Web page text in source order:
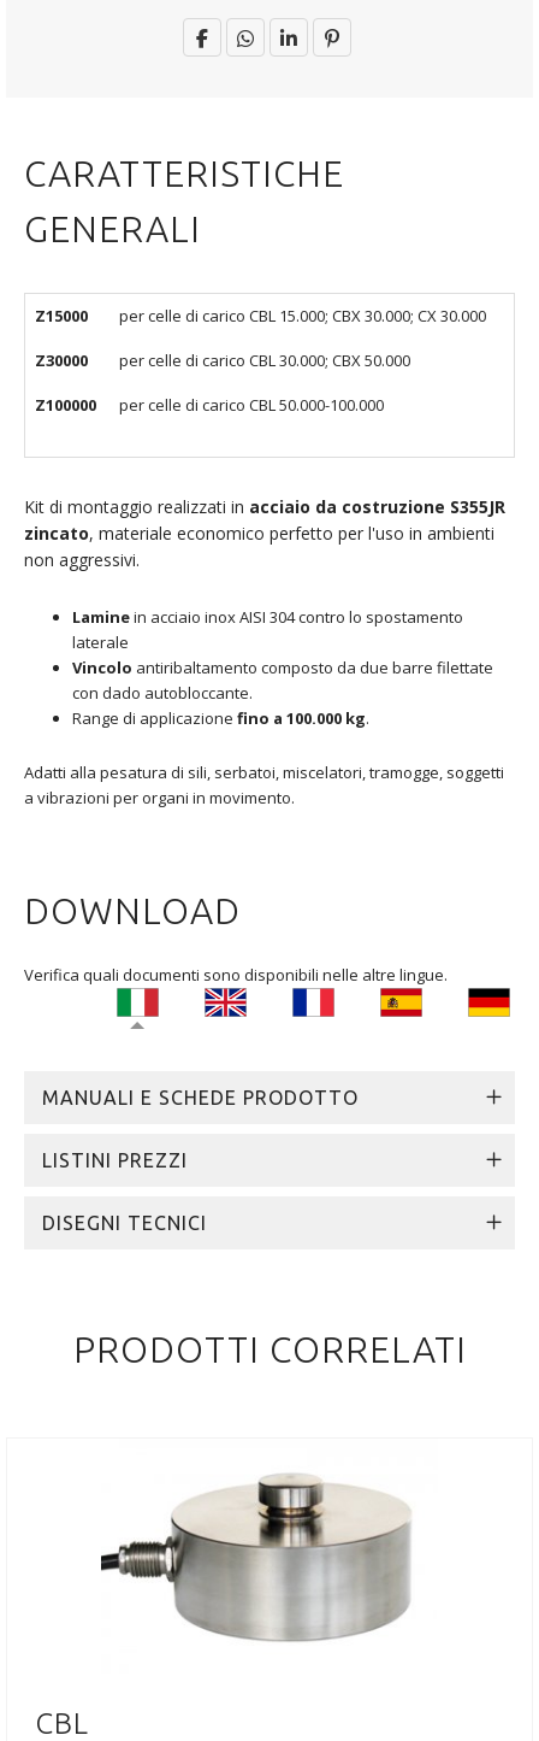
CARATTERISTICHE
GENERALI
Z15000 per celle di carico CBL 15.000; CBX 30.000; CX 30.000
Z30000 per celle di carico CBL 30.000; CBX 50.000
Z100000 per celle di carico CBL 50.000-100.000
Kit di montaggio realizzati in acciaio da costruzione S355JR
zincato, materiale economico perfetto per l'uso in ambienti
non aggressivi.
Laminein acciaio inox AISI 304 contro lo spostamento
laterale
Vincolo antiribaltamento composto da due barre filettate
con dado autobloccante.
Range di applicazione fino a 100.000 kg.
Adatti alla pesatura di sili, serbatoi, miscelatori, tramogge, soggetti
a vibrazioni per organi in movimento.
DOWNLOAD
Verifica quali documenti sono disponibili nelle altre lingue.
MANUALI E SCHEDE PRODOTTO
LISTINI PREZZI
DISEGNI TECNICI
PRODOTTI CORRELATI
CBL